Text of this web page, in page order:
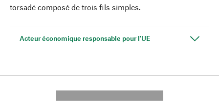
torsadé composé de trois fils simples.
Acteur économique responsable pour l'UE